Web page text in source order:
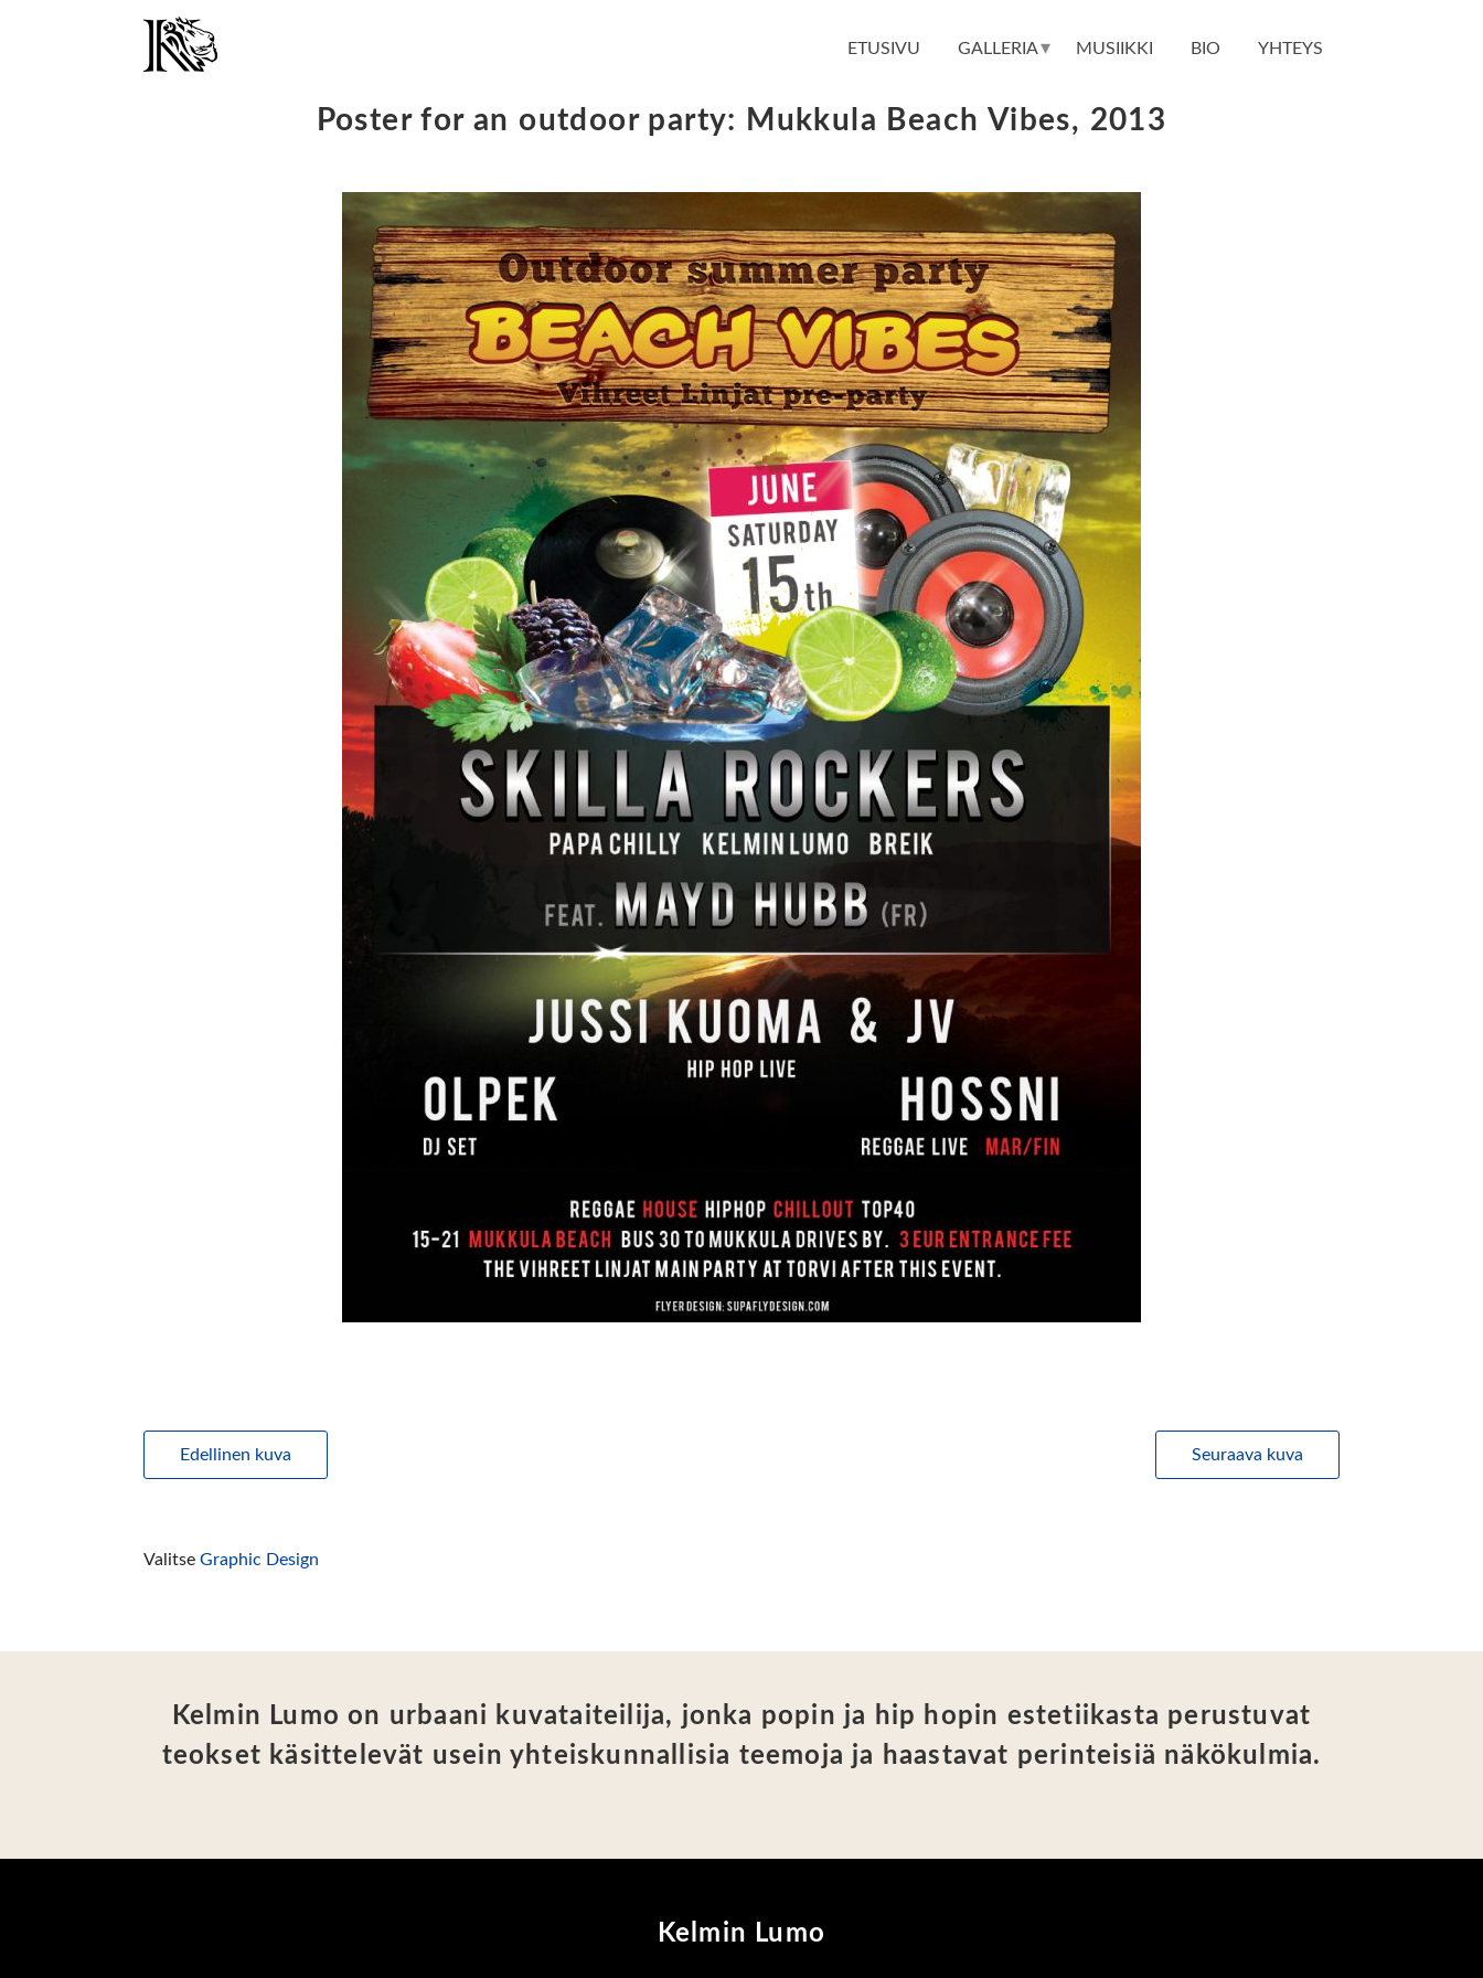
ETUSIVU GALLERIA▾ MUSIIKKI BIO YHTEYS
Poster for an outdoor party: Mukkula Beach Vibes, 2013
Edellinen kuva Seuraava kuva
Valitse Graphic Design
Kelmin Lumo on urbaani kuvataiteilija, jonka popin ja hip hopin estetiikasta perustuvat
teokset käsittelevät usein yhteiskunnallisia teemoja ja haastavat perinteisiä näkökulmia.
Kelmin Lumo